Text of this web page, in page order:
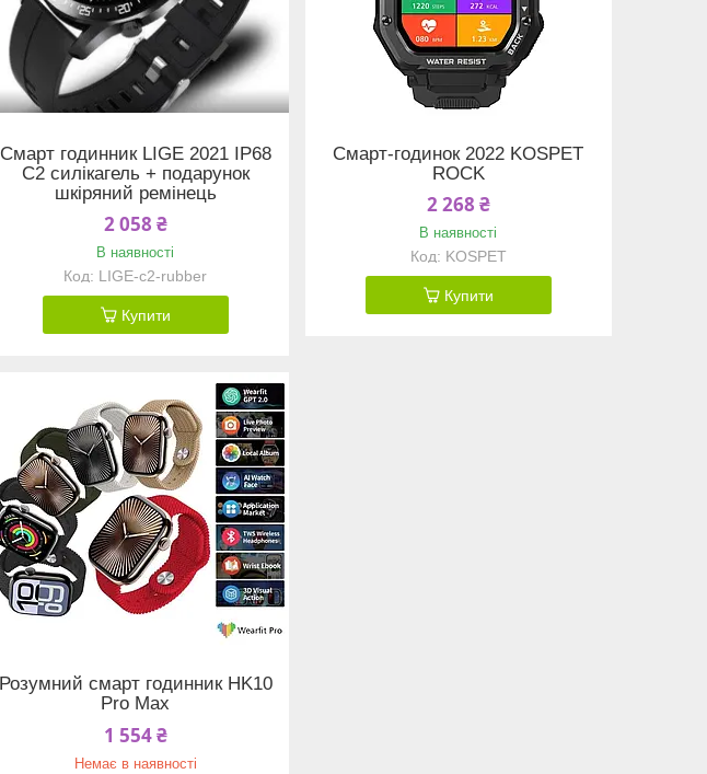
Смарт годинник LIGE 2021 IP68
C2 силікагель + подарунок
шкіряний ремінець
2 058 ₴
В наявності
LIGE-c2-rubber
Купити
Смарт-годинок 2022 KOSPET
ROCK
2 268 ₴
В наявності
KOSPET
Купити
Розумний смарт годинник HK10
Pro Max
1 554 ₴
Немає в наявності